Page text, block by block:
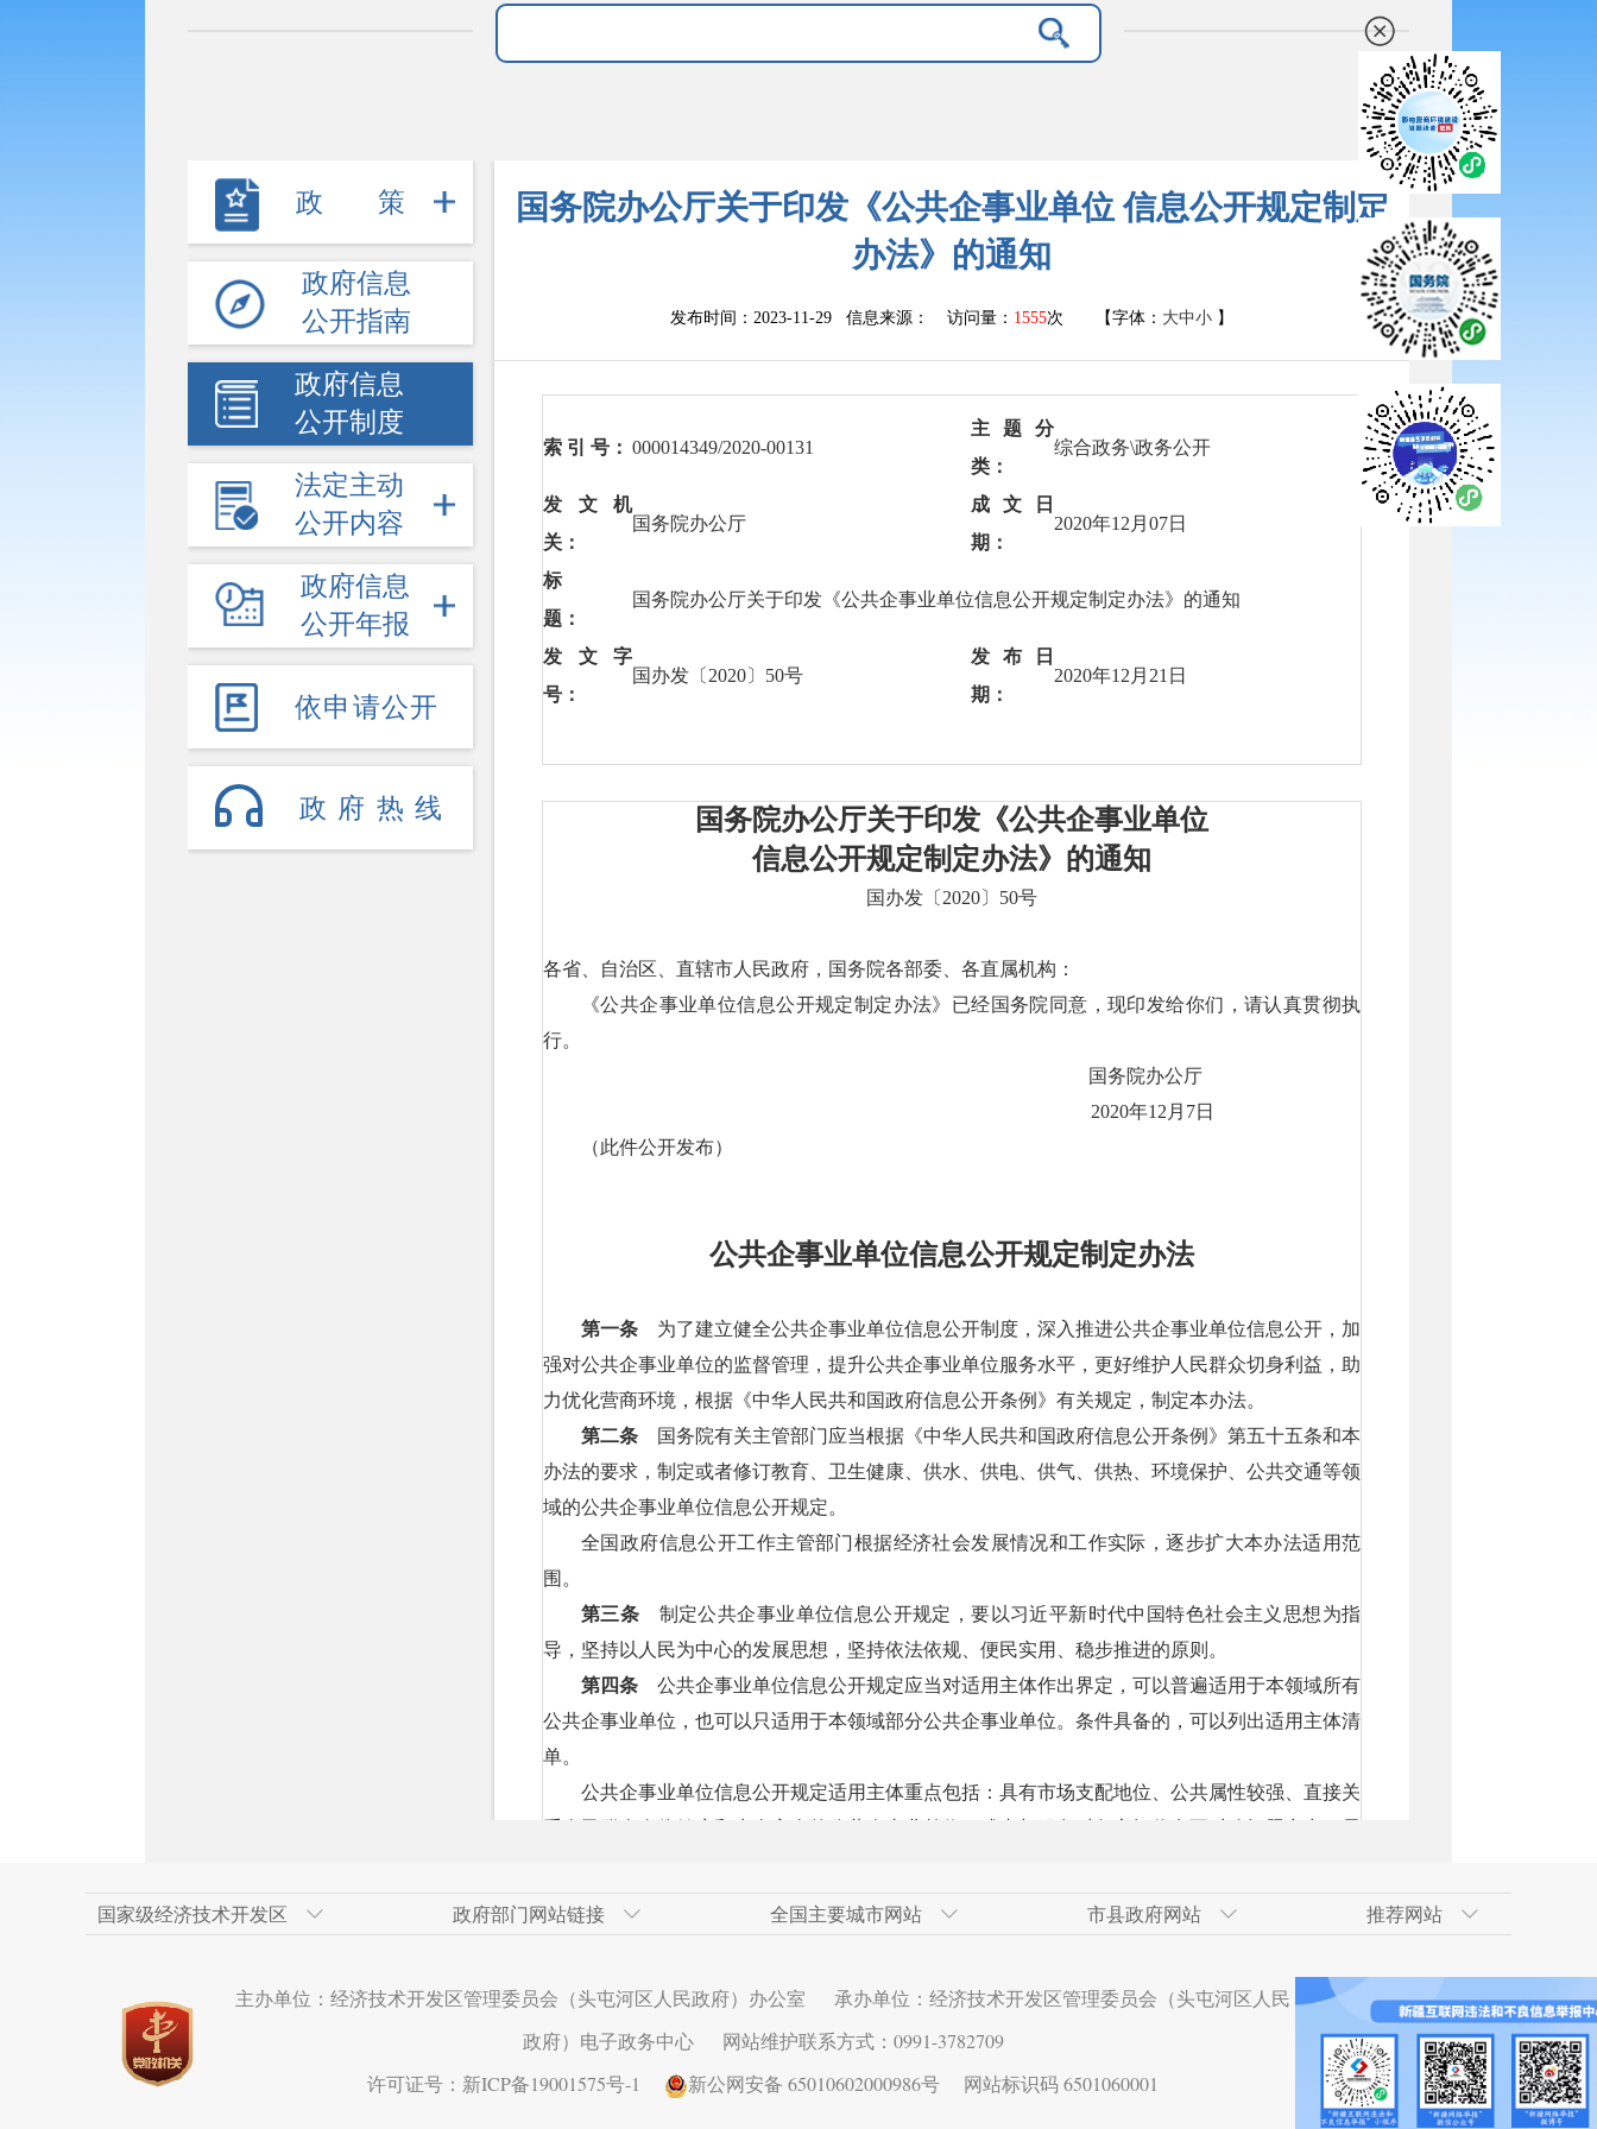
政策
政府信息
公开指南
政府信息
公开制度
法定主动
公开内容
政府信息
公开年报
依申请公开
政府热线
国务院办公厅关于印发《公共企事业单位 信息公开规定制定
办法》的通知
发布时间：2023-11-29 信息来源： 访问量： 1555次 【字体： 大中小 】
索 引 号： 000014349/2020-00131
主题分
类：
综合政务\政务公开
发文机
关：
国务院办公厅
成文日
期：
2020年12月07日
标
题：
国务院办公厅关于印发《公共企事业单位信息公开规定制定办法》的通知
发文字
号：
国办发〔2020〕50号
发布日
期：
2020年12月21日
国务院办公厅关于印发《公共企事业单位
信息公开规定制定办法》的通知
国办发〔2020〕50号
各省、自治区、直辖市人民政府，国务院各部委、各直属机构：
《公共企事业单位信息公开规定制定办法》已经国务院同意，现印发给你们，请认真贯彻执
行。
国务院办公厅
2020年12月7日
（此件公开发布）
公共企事业单位信息公开规定制定办法
第一条 为了建立健全公共企事业单位信息公开制度，深入推进公共企事业单位信息公开，加
强对公共企事业单位的监督管理，提升公共企事业单位服务水平，更好维护人民群众切身利益，助
力优化营商环境，根据《中华人民共和国政府信息公开条例》有关规定，制定本办法。
第二条 国务院有关主管部门应当根据《中华人民共和国政府信息公开条例》第五十五条和本
办法的要求，制定或者修订教育、卫生健康、供水、供电、供气、供热、环境保护、公共交通等领
域的公共企事业单位信息公开规定。
全国政府信息公开工作主管部门根据经济社会发展情况和工作实际，逐步扩大本办法适用范
围。
第三条 制定公共企事业单位信息公开规定，要以习近平新时代中国特色社会主义思想为指
导，坚持以人民为中心的发展思想，坚持依法依规、便民实用、稳步推进的原则。
第四条 公共企事业单位信息公开规定应当对适用主体作出界定，可以普遍适用于本领域所有
公共企事业单位，也可以只适用于本领域部分公共企事业单位。条件具备的，可以列出适用主体清
单。
公共企事业单位信息公开规定适用主体重点包括：具有市场支配地位、公共属性较强、直接关
第五条公共企事业单位信息公开的方式，以主动公开为主，原则上不采取依申请公开的方
式。公共企事业单位信息公开规定对依申请公开作出规定的，应当明确办理期限、处理方式、监督
公共企事业单位信息公开规定应当要求公共企事业单位设置信息公开咨询窗口，建立健全相应
工作机制，加强沟通协商，限时回应关切，优化咨询服务，满足服务对象以及社会公众的个性化信
息需求。信息公开咨询窗口设置方式，以开通热线电话或者网站互动交流平台、接受现场咨询等为
主，注重与公共企事业单位客户服务热线、移动客户端等的融合，避免不当增加公共企事业单位负
国家级经济技术开发区 政府部门网站链接 全国主要城市网站 市县政府网站 推荐网站
合肥经济技术开发区
长沙经济技术开发区
呼和浩特经济技术开发区 西安经济技术开发区 昆明经济技术开发区
贵阳经济技术开发区
苏州工业园区
海南洋浦经济开发区 秦皇岛经济技术开发区 连云港经济技术开发区
湛江经济技术开发区
温州经济技术开发区
营口经济技术开发区 武汉经济技术开发区 芜湖经济技术开发区 大亚湾经济技术开发区
吐鲁番地区政府网
克拉玛依市政府网
南京市
成都市
西安市 长春市 济南市
杭州市
宁波市
深圳市
区）
天山区
沙依巴克区
水磨沟区
乌鲁木齐县
主办单位：经济技术开发区管理委员会（头屯河区人民政府）办公室
承办单位：经济技术开发区管理委员会（头屯河区人民
政府）电子政务中心
网站维护联系方式：0991-3782709
许可证号：新ICP备19001575号-1
新公网安备 65010602000986号 网站标识码 6501060001